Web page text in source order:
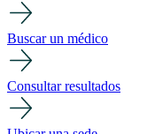
Buscar un médico
Consultar resultados